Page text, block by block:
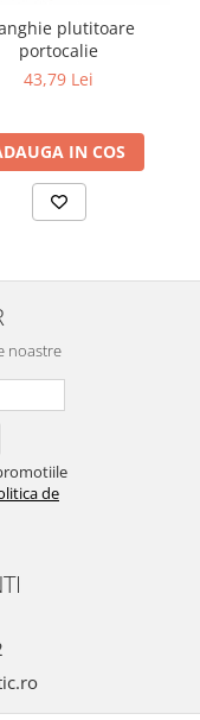
plutitoare
portocalie
43,79 Lei
IN COS
noastre
de